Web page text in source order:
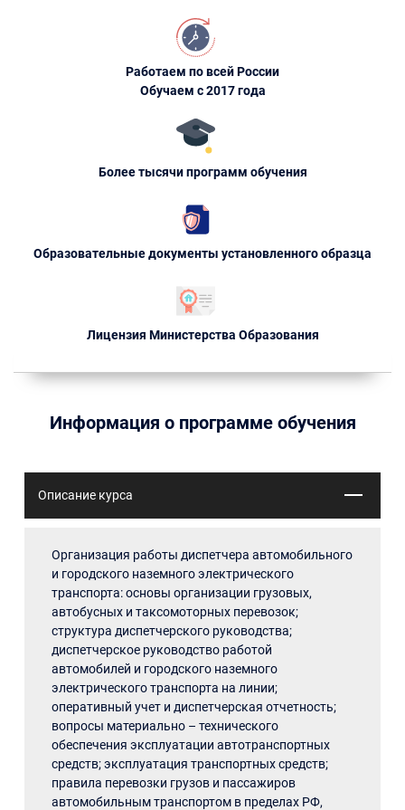
Работаем по всей России
Обучаем с 2017 года
Более тысячи программ обучения
Образовательные документы установленного образца
Лицензия Министерства Образования
Информация о программе обучения
Описание курса
Организация работы диспетчера автомобильного
и городского наземного электрического
транспорта: основы организации грузовых,
автобусных и таксомоторных перевозок;
структура диспетчерского руководства;
диспетчерское руководство работой
автомобилей и городского наземного
электрического транспорта на линии;
оперативный учет и диспетчерская отчетность;
вопросы материально – технического
обеспечения эксплуатации автотранспортных
средств; эксплуатация транспортных средств;
правила перевозки грузов и пассажиров
автомобильным транспортом в пределах РФ,